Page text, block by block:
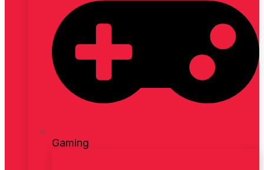
Gaming